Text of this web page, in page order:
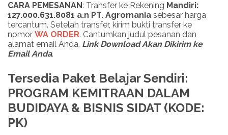
CARA PEMESANAN: Transfer ke Rekening Mandiri:
127.000.631.8081 a.n PT. Agromania sebesar harga
tercantum. Setelah transfer, kirim bukti transfer ke
nomor WA ORDER. Cantumkan judul pesanan dan
alamat email Anda. LinkDownloadAkan Dikirim ke
Email Anda.
Tersedia Paket Belajar Sendiri:
PROGRAM KEMITRAAN DALAM
BUDIDAYA & BISNIS SIDAT (KODE:
PK)